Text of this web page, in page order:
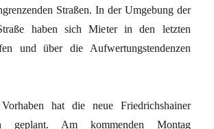
Straßen. In der Umgebung der
haben sich Mieter in den letzten
und über die Aufwertungstendenzen
hat die neue Friedrichshainer
geplant. Am kommenden Montag